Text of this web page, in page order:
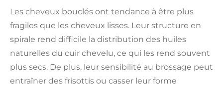
Les cheveux bouclés ont tendance à être plus
fragiles que les cheveux lisses. Leur structure en
spirale rend difficile la distribution des huiles
naturelles du cuir chevelu, ce qui les rend souvent
plus secs. De plus, leur sensibilité au brossage peut
entraîner des frisottis ou casser leur forme